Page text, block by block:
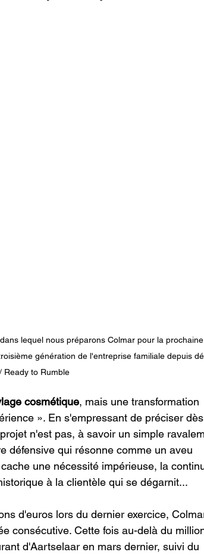
lequel nous préparons Colmar pour la prochaine
génération de l'entreprise familiale depuis
Ready to Rumble
cosmétique, mais une transformation
». En s'empressant de préciser
n'est pas, à savoir un simple
défensive qui résonne comme un aveu
une nécessité impérieuse, la
à la clientèle qui se dégarnit...
d'euros lors du dernier exercice,
consécutive. Cette fois au-delà du
d'Aartselaar en mars dernier, suivi du